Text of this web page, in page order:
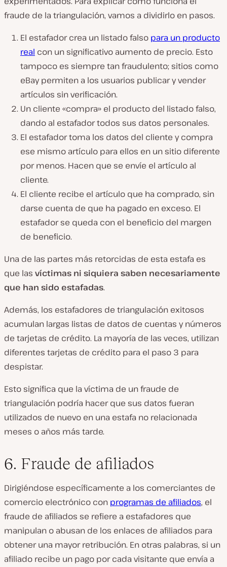
fraude de la triangulación, vamos a dividirlo en pasos.
El estafador crea un listado falso para un producto
real con un significativo aumento de precio. Esto
tampoco es siempre tan fraudulento; sitios como
eBay permiten a los usuarios publicar y vender
artículos sin verificación.
Un cliente «compra» el producto del listado falso,
dando al estafador todos sus datos personales.
El estafador toma los datos del cliente y compra
ese mismo artículo para ellos en un sitio diferente
por menos. Hacen que se envíe el artículo al
cliente.
El cliente recibe el artículo que ha comprado, sin
darse cuenta de que ha pagado en exceso. El
estafador se queda con el beneficio del margen
de beneficio.
Una de las partes más retorcidas de esta estafa es
que las víctimas ni siquiera saben necesariamente
que han sido estafadas.
Además, los estafadores de triangulación exitosos
acumulan largas listas de datos de cuentas y números
de tarjetas de crédito. La mayoría de las veces, utilizan
diferentes tarjetas de crédito para el paso 3 para
despistar.
Esto significa que la víctima de un fraude de
triangulación podría hacer que sus datos fueran
utilizados de nuevo en una estafa no relacionada
meses o años más tarde.
6. Fraude de afiliados
Dirigiéndose específicamente a los comerciantes de
comercio electrónico con programas de afiliados, el
fraude de afiliados se refiere a estafadores que
manipulan o abusan de los enlaces de afiliados para
obtener una mayor retribución. En otras palabras, si un
afiliado recibe un pago por cada visitante que envía a